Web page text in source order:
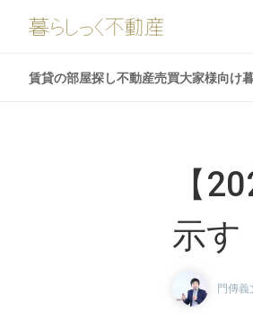
賃貸の部屋探し不動産売買大家様向け
【
示す
門傳義